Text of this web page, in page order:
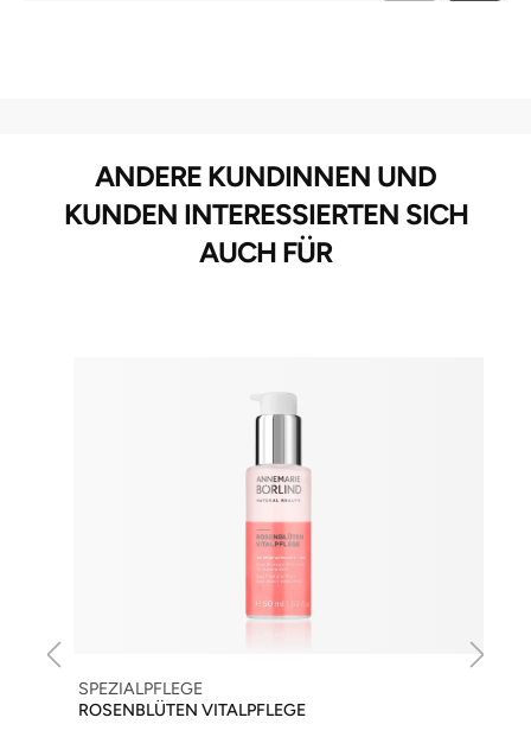
ANDERE KUNDINNEN UND
KUNDEN INTERESSIERTEN SICH
AUCH FÜR
SPEZIALPFLEGE
ROSENBLÜTEN VITALPFLEGE